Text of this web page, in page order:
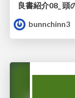
bunnchinn3